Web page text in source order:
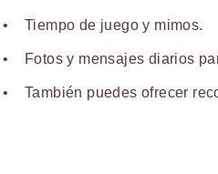
Tiempo de juego y mimos.
Fotos y mensajes diarios
También puedes ofrecer